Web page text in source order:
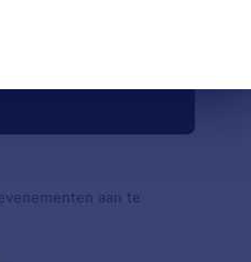
aan te